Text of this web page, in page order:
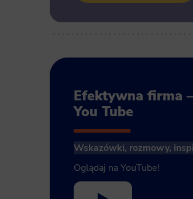
Efektywna firma
You Tube
Wskazówki, rozmowy,
Oglądaj na YouTube!